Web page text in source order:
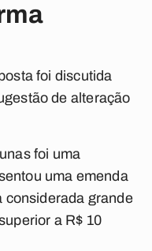
foi discutida
de alteração
foi uma
uma emenda
considerada grande
a R$ 10